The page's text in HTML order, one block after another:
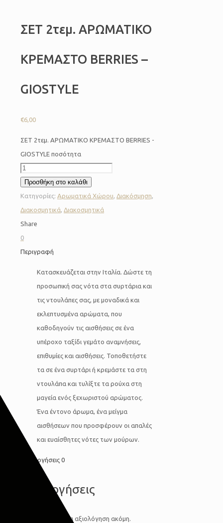
ΣΕΤ 2τεμ. ΑΡΩΜΑΤΙΚΟ
ΚΡΕΜΑΣΤΟ BERRIES –
GIOSTYLE
€6,00
ΣΕΤ 2τεμ. ΑΡΩΜΑΤΙΚΟ ΚΡΕΜΑΣΤΟ BERRIES -
GIOSTYLE ποσότητα
Προσθήκη στο καλάθι
Κατηγορίες: Αρωματικά Χώρου, Διακόσμηση,
Διακοσμητικά, Διακοσμητικά
Share
0
Περιγραφή
Κατασκευάζεται στην Ιταλία. Δώστε τη
προσωπική σας νότα στα συρτάρια και
τις ντουλάπες σας, με μοναδικά και
εκλεπτυσμένα αρώματα, που
καθοδηγούν τις αισθήσεις σε ένα
υπέροχο ταξίδι γεμάτο αναμνήσεις,
επιθυμίες και αισθήσεις. Τοποθετήστε
τα σε ένα συρτάρι ή κρεμάστε τα στη
ντουλάπα και τυλίξτε τα ρούχα στη
μαγεία ενός ξεχωριστού αρώματος.
Ένα έντονο άρωμα, ένα μείγμα
αισθήσεων που προσφέρουν οι απαλές
και ευαίσθητες νότες των μούρων.
Αξιολογήσεις 0
Αξιολογήσεις
Δεν υπάρχει καμία αξιολόγηση ακόμη.